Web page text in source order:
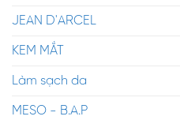
JEAN D'ARCEL
KEM MẮT
Làm sạch da
MESO - B.A.P